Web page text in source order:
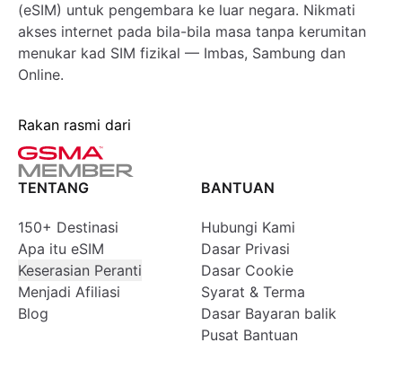
(eSIM) untuk pengembara ke luar negara. Nikmati
akses internet pada bila-bila masa tanpa kerumitan
menukar kad SIM fizikal — Imbas, Sambung dan
Online.
Rakan rasmi dari
TENTANG
150+ Destinasi
Apa itu eSIM
Keserasian Peranti
Menjadi Afiliasi
Blog
BANTUAN
Hubungi Kami
Dasar Privasi
Dasar Cookie
Syarat & Terma
Dasar Bayaran balik
Pusat Bantuan